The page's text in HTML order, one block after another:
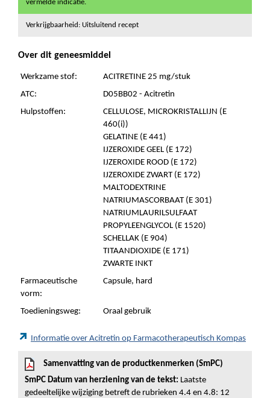
vermelde indicatie.
Verkrijgbaarheid: Uitsluitend recept
Over dit geneesmiddel
Werkzame stof:
ACITRETINE 25 mg/stuk
ATC:
D05BB02 - Acitretin
Hulpstoffen:
CELLULOSE, MICROKRISTALLIJN (E
460(i))
GELATINE (E 441)
IJZEROXIDE GEEL (E 172)
IJZEROXIDE ROOD (E 172)
IJZEROXIDE ZWART (E 172)
MALTODEXTRINE
NATRIUMASCORBAAT (E 301)
NATRIUMLAURILSULFAAT
PROPYLEENGLYCOL (E 1520)
SCHELLAK (E 904)
TITAANDIOXIDE (E 171)
ZWARTE INKT
Farmaceutische
vorm:
Capsule, hard
Toedieningsweg: Oraal gebruik
Informatie over Acitretin op Farmacotherapeutisch Kompas
Samenvatting van de productkenmerken (SmPC)
SmPC Datum van herziening van de tekst: Laatste
gedeeltelijke wijziging betreft de rubrieken 4.4 en 4.8: 12